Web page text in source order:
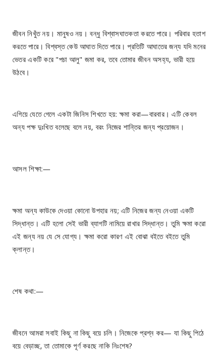
জীবন নিখুঁত নয়। মানুষও নয়। বন্ধু বিশ্বাসঘাতকতা করতে পারে। পরিবার হতাশ
করতে পারে। বিশ্বস্ত কেউ আঘাত দিতে পারে। প্রতিটি আঘাতের জন্য যদি মনের
ভেতর একটি করে "পচা আলু" জমা কর, তবে তোমার জীবন অসহ্য, ভারী হয়ে
উঠবে।
এগিয়ে যেতে গেলে একটা জিনিস শিখতে হয়: ক্ষমা করা—বারবার। এটি কেবল
অন্য পক্ষ দুঃখিত বলেছে বলে নয়, বরং নিজের শান্তির জন্য প্রয়োজন।
আসল শিক্ষা:—
ক্ষমা অন্য কাউকে দেওয়া কোনো উপহার নয়; এটি নিজের জন্য নেওয়া একটি
সিদ্ধান্ত। এটি হলো সেই ভারী ব্যাগটি নামিয়ে রাখার সিদ্ধান্ত। তুমি ক্ষমা করো
এই জন্য নয় যে সে যোগ্য। ক্ষমা করো কারণ এই বোঝা বইতে বইতে তুমি
ক্লান্ত।
শেষ কথা:—
জীবনে আমরা সবাই কিছু না কিছু বয়ে চলি। নিজেকে প্রশ্ন কর— যা কিছু পিঠে
বয়ে বেড়াচ্ছ, তা তোমাকে পূর্ণ করছে নাকি নিঃশেষ?